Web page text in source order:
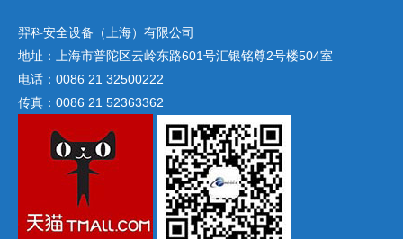
羿科安全设备（上海）有限公司
地址：上海市普陀区云岭东路601号汇银铭尊2号楼504室
电话：0086 21 32500222
传真：0086 21 52363362